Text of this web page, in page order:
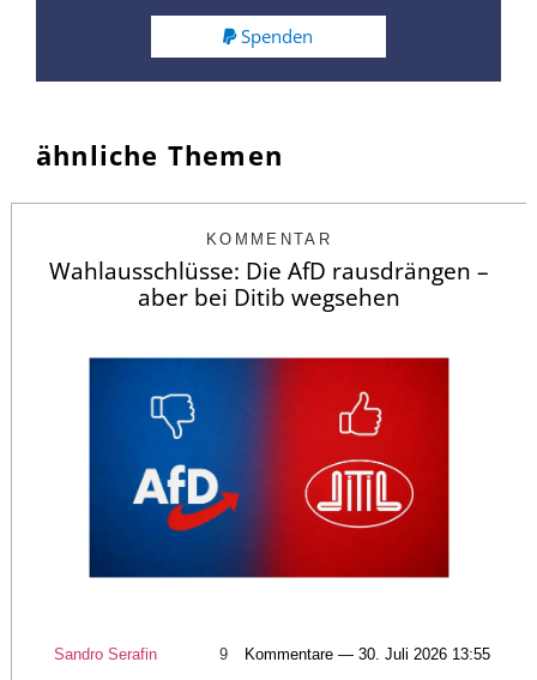
Spenden
ähnliche Themen
KOMMENTAR
Wahlausschlüsse: Die AfD rausdrängen –
aber bei Ditib wegsehen
Sandro Serafin 9 Kommentare — 30. Juli 2026 13:55